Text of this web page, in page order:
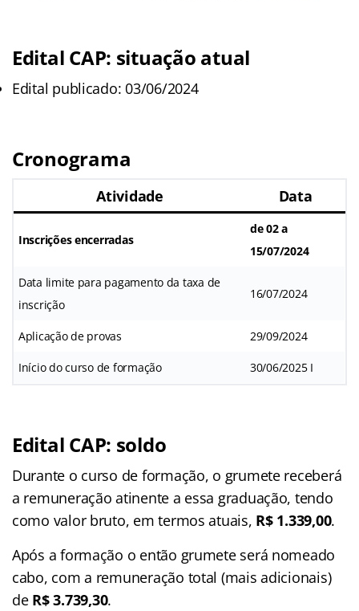
Edital CAP: situação atual
Edital publicado: 03/06/2024
Cronograma
Atividade Data
Inscrições encerradas
de 02 a
15/07/2024
Data limite para pagamento da taxa de
inscrição
16/07/2024
Aplicação de provas 29/09/2024
Início do curso de formação 30/06/2025 I
Edital CAP: soldo
Durante o curso de formação, o grumete receberá
a remuneração atinente a essa graduação, tendo
como valor bruto, em termos atuais, R$ 1.339,00.
Após a formação o então grumete será nomeado
cabo, com a remuneração total (mais adicionais)
de R$ 3.739,30.